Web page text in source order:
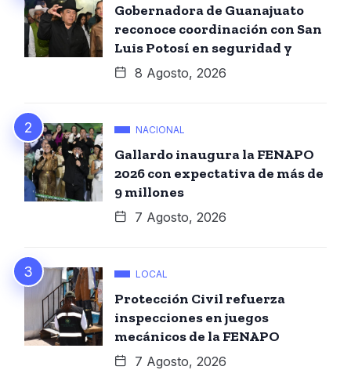
Gobernadora de Guanajuato
reconoce coordinación con San
Luis Potosí en seguridad y
8 Agosto, 2026
NACIONAL
Gallardo inaugura la FENAPO
2026 con expectativa de más de
9 millones
7 Agosto, 2026
LOCAL
Protección Civil refuerza
inspecciones en juegos
mecánicos de la FENAPO
7 Agosto, 2026